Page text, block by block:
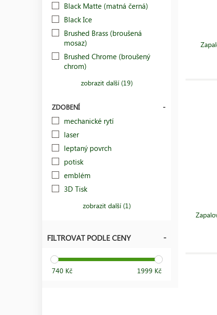
Black Matte (matná černá)
Black Ice
Brushed Brass (broušená
mosaz)
Brushed Chrome (broušený
chrom)
zobrazit další (19)
ZDOBENÍ
mechanické rytí
laser
leptaný povrch
potisk
emblém
3D Tisk
zobrazit další (1)
FILTROVAT PODLE CENY
740 Kč 1999 Kč